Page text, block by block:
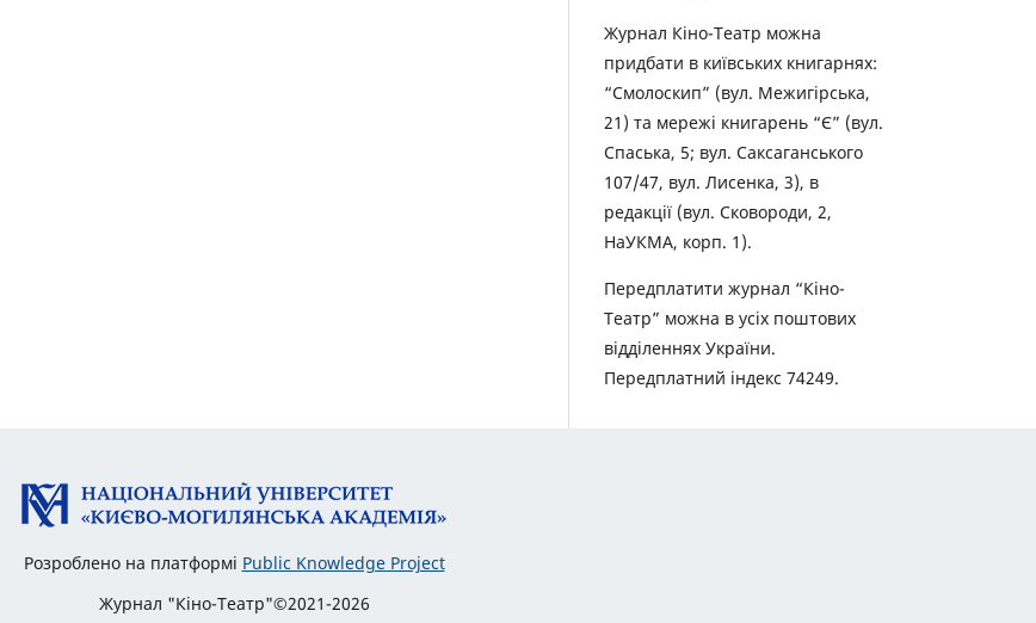
Журнал Кіно-Театр можна
придбати в київських книгарнях:
“Смолоскип” (вул. Межигірська,
21) та мережі книгарень “Є” (вул.
Спаська, 5; вул. Саксаганського
107/47, вул. Лисенка, 3), в
редакції (вул. Сковороди, 2,
НаУКМА, корп. 1).
Передплатити журнал “Кіно-
Театр” можна в усіх поштових
відділеннях України.
Передплатний індекс 74249.
Розроблено на платформі Public Knowledge Project
Журнал "Кіно-Театр"©2021-2026